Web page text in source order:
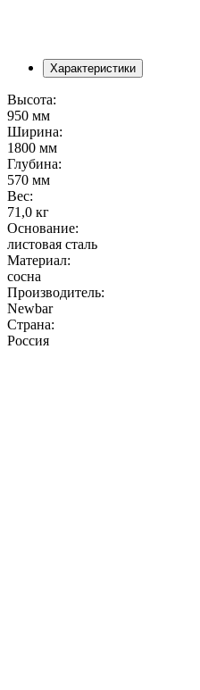
Характеристики
Высота:
950 мм
Ширина:
1800 мм
Глубина:
570 мм
Вес:
71,0 кг
Основание:
листовая сталь
Материал:
сосна
Производитель:
Newbar
Страна:
Россия